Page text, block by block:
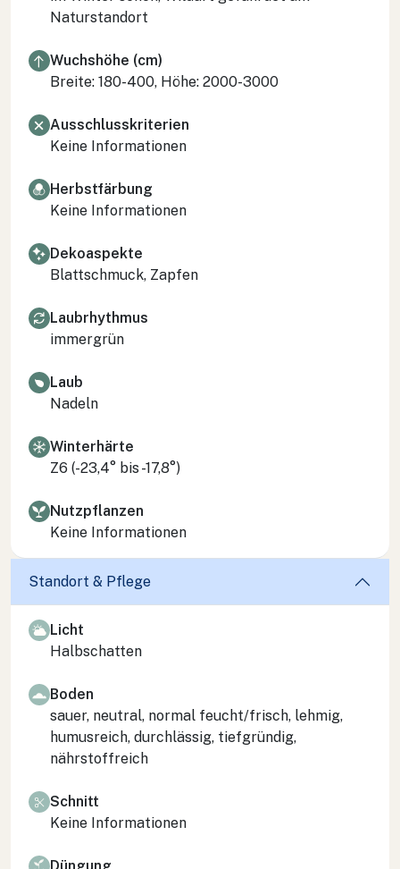
Naturstandort
Wuchshöhe (cm)
Breite: 180-400, Höhe: 2000-3000
Ausschlusskriterien
Keine Informationen
Herbstfärbung
Keine Informationen
Dekoaspekte
Blattschmuck, Zapfen
Laubrhythmus
immergrün
Laub
Nadeln
Winterhärte
Z6 (-23,4° bis -17,8°)
Nutzpflanzen
Keine Informationen
Standort & Pflege
Licht
Halbschatten
Boden
sauer, neutral, normal feucht/frisch, lehmig,
humusreich, durchlässig, tiefgründig,
nährstoffreich
Schnitt
Keine Informationen
Düngung